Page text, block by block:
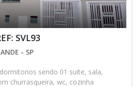
SVL93
- SP
sendo 01 suite, sala,
churrasqueira, wc, cozinha